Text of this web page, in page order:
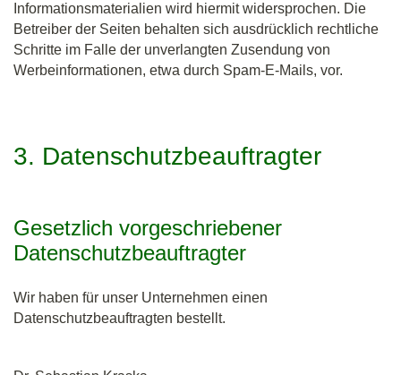
Informationsmaterialien wird hiermit widersprochen. Die
Betreiber der Seiten behalten sich ausdrücklich rechtliche
Schritte im Falle der unverlangten Zusendung von
Werbeinformationen, etwa durch Spam-E-Mails, vor.
3. Datenschutzbeauftragter
Gesetzlich vorgeschriebener
Datenschutzbeauftragter
Wir haben für unser Unternehmen einen
Datenschutzbeauftragten bestellt.